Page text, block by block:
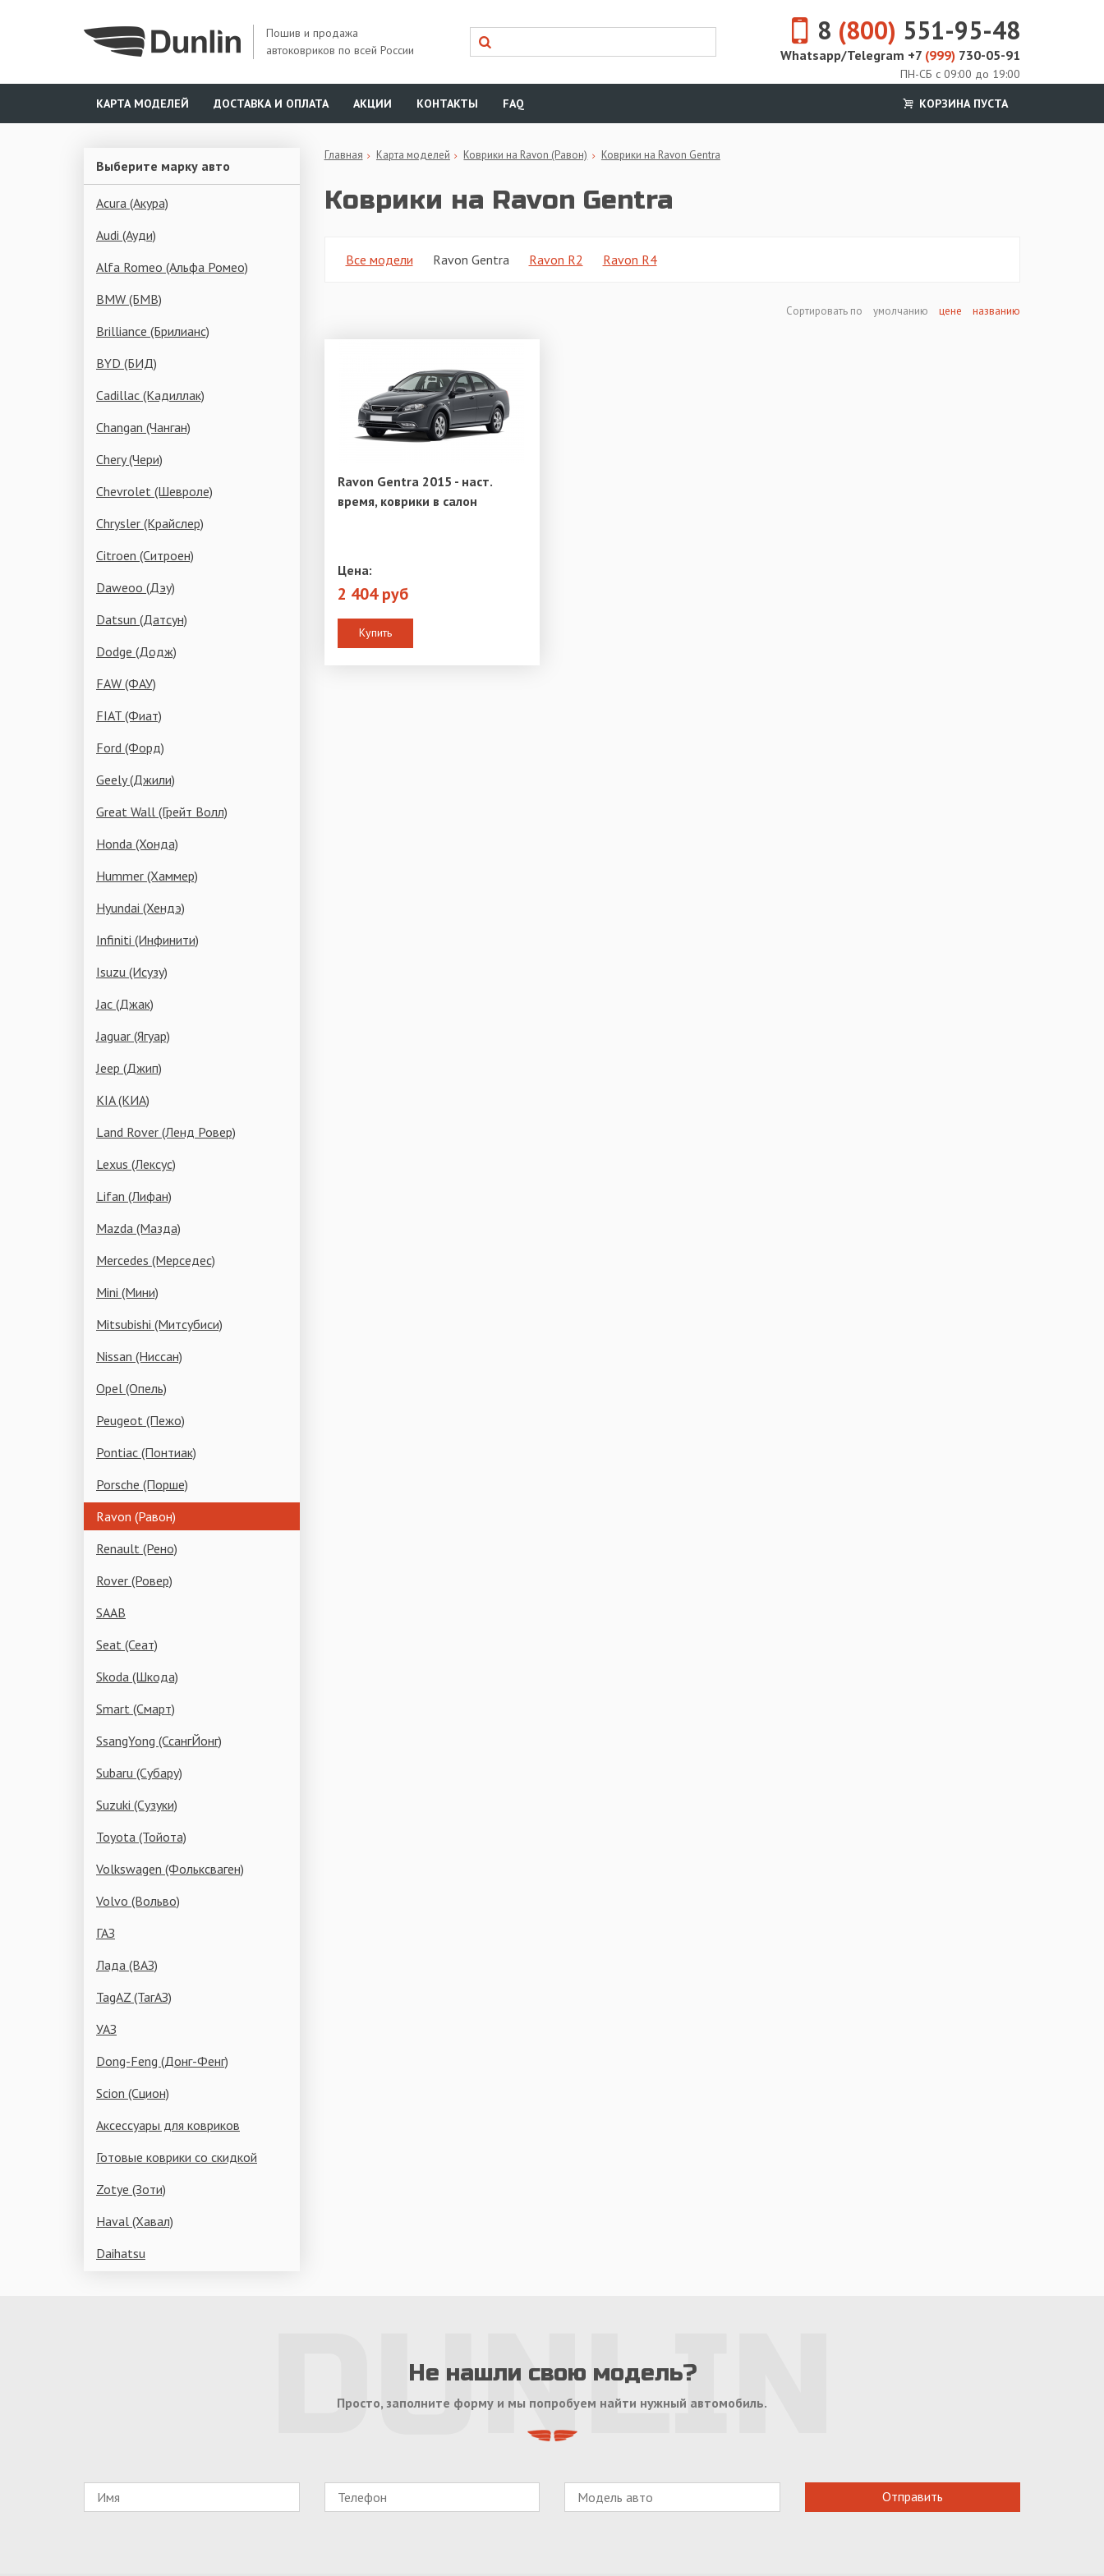
Пошив и продажа
автоковриков по всей России
8 (800) 551-95-48
Whatsapp/Telegram +7 (999) 730-05-91
ПН-СБ с 09:00 до 19:00
КАРТА МОДЕЛЕЙ
ДОСТАВКА И ОПЛАТА АКЦИИ КОНТАКТЫ FAQ КОРЗИНА ПУСТА
Выберите марку авто
Acura (Акура)
Audi (Ауди)
Alfa Romeo (Альфа Ромео)
BMW (БМВ)
Brilliance (Брилианс)
BYD (БИД)
Cadillac (Кадиллак)
Changan (Чанган)
Chery (Чери)
Chevrolet (Шевроле)
Chrysler (Крайслер)
Citroen (Ситроен)
Daweoo (Дэу)
Datsun (Датсун)
Dodge (Додж)
FAW (ФАУ)
FIAT (Фиат)
Ford (Форд)
Geely (Джили)
Great Wall (Грейт Волл)
Honda (Хонда)
Hummer (Хаммер)
Hyundai (Хендэ)
Infiniti (Инфинити)
Isuzu (Исузу)
Jac (Джак)
Jaguar (Ягуар)
Jeep (Джип)
KIA (КИА)
Land Rover (Ленд Ровер)
Lexus (Лексус)
Lifan (Лифан)
Mazda (Мазда)
Mercedes (Мерседес)
Mini (Мини)
Mitsubishi (Митсубиси)
Nissan (Ниссан)
Opel (Опель)
Peugeot (Пежо)
Pontiac (Понтиак)
Porsche (Порше)
Ravon (Равон)
Renault (Рено)
Rover (Ровер)
SAAB
Seat (Сеат)
Skoda (Шкода)
Smart (Смарт)
SsangYong (СсангЙонг)
Subaru (Субару)
Suzuki (Сузуки)
Toyota (Тойота)
Volkswagen (Фольксваген)
Volvo (Вольво)
ГАЗ
Лада (ВАЗ)
TagAZ (ТагАЗ)
УАЗ
Dong-Feng (Донг-Фенг)
Scion (Сцион)
Аксессуары для ковриков
Готовые коврики со скидкой
Zotye (Зоти)
Haval (Хавал)
Daihatsu
Главная Карта моделей Коврики на Ravon (Равон) Коврики на Ravon Gentra
Коврики на Ravon Gentra
Все модели Ravon Gentra Ravon R2 Ravon R4
Сортировать по умолчанию цене названию
Ravon Gentra 2015 - наст.
время, коврики в салон
Цена:
2 404 руб
Купить
Не нашли свою модель?
Просто, заполните форму и мы попробуем найти нужный автомобиль.